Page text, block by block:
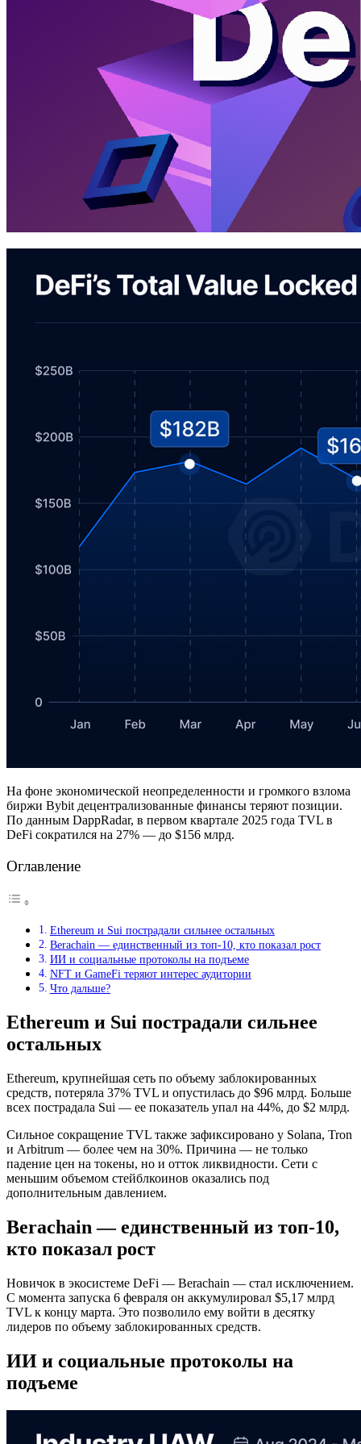
На фоне экономической неопределенности и громкого взлома
биржи Bybit децентрализованные финансы теряют позиции.
По данным DappRadar, в первом квартале 2025 года TVL в
DeFi сократился на 27% — до $156 млрд.
Оглавление
Ethereum и Sui пострадали сильнее остальных
Berachain — единственный из топ-10, кто показал рост
ИИ и социальные протоколы на подъеме
NFT и GameFi теряют интерес аудитории
Что дальше?
Ethereum и Sui пострадали сильнее
остальных
Ethereum, крупнейшая сеть по объему заблокированных
средств, потеряла 37% TVL и опустилась до $96 млрд. Больше
всех пострадала Sui — ее показатель упал на 44%, до $2 млрд.
Сильное сокращение TVL также зафиксировано у Solana, Tron
и Arbitrum — более чем на 30%. Причина — не только
падение цен на токены, но и отток ликвидности. Сети с
меньшим объемом стейблкоинов оказались под
дополнительным давлением.
Berachain — единственный из топ-10,
кто показал рост
Новичок в экосистеме DeFi — Berachain — стал исключением.
С момента запуска 6 февраля он аккумулировал $5,17 млрд
TVL к концу марта. Это позволило ему войти в десятку
лидеров по объему заблокированных средств.
ИИ и социальные протоколы на
подъеме